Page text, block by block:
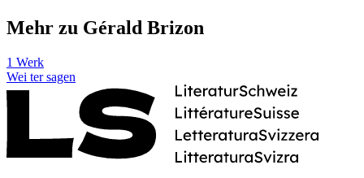
Mehr zu Gérald Brizon
1 Werk
Wei ter sagen